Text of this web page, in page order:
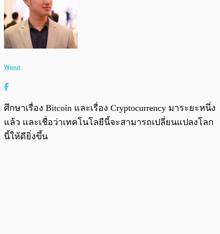
Wiput
ศึกษาเรื่อง Bitcoin และเรื่อง Cryptocurrency มาระยะหนึ่ง
แล้ว และเชื่อว่าเทคโนโลยีนี้จะสามารถเปลี่ยนแปลงโลก
นี้ให้ดียิ่งขึ้น